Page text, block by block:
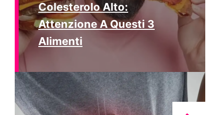
Colesterolo Alto:
Attenzione A Questi 3
Alimenti